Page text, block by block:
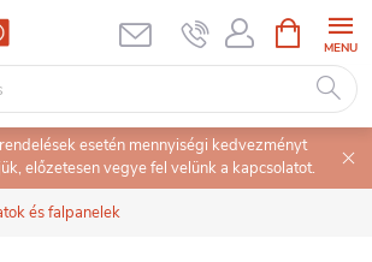
KOSÁR
esetén mennyiségi kedvezményt
előzetesen vegye fel velünk a kapcsolatot.
és falpanelek